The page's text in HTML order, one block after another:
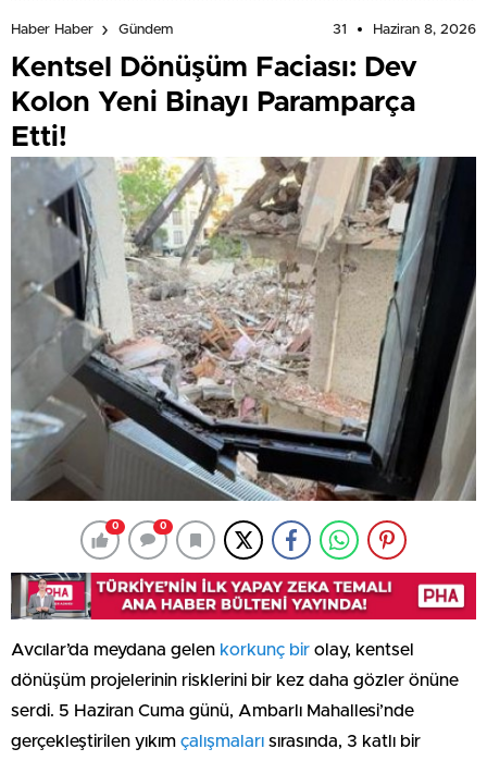
Haber Haber Gündem 31 Haziran 8, 2026
Kentsel Dönüşüm Faciası: Dev
Kolon Yeni Binayı Paramparça
Etti!
0 0
Avcılar’da meydana gelen korkunç bir olay, kentsel
dönüşüm projelerinin risklerini bir kez daha gözler önüne
serdi. 5 Haziran Cuma günü, Ambarlı Mahallesi’nde
gerçekleştirilen yıkım çalışmaları sırasında, 3 katlı bir